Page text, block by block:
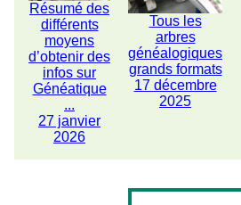
Résumé des
différents
moyens
d’obtenir des
infos sur
Généatique
...
27 janvier
2026
Tous les
arbres
généalogiques
grands formats
17 décembre
2025